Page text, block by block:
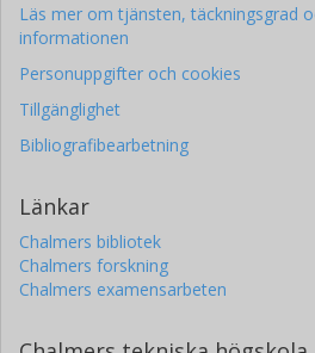
Läs mer om tjänsten, täckningsgrad
informationen
Personuppgifter och cookies
Tillgänglighet
Bibliografibearbetning
Länkar
Chalmers bibliotek
Chalmers forskning
Chalmers examensarbeten